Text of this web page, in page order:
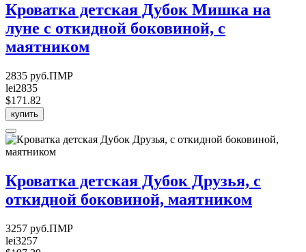
Кроватка детская Дубок Мишка на
луне с откидной боковиной, с
маятником
2835 руб.ПМР
lei2835
$171.82
купить
Кроватка детская Дубок Друзья, с
откидной боковиной, маятником
3257 руб.ПМР
lei3257